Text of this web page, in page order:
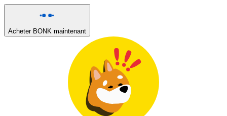
Acheter BONK maintenant